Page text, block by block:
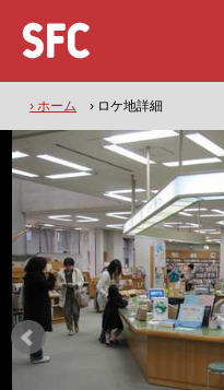
› ホーム › ロケ地詳細